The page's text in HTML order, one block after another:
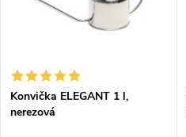
Konvička ELEGANT 1 l,
nerezová